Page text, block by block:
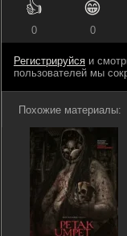
👍
0
😁
0
Регистрируйся и
пользователей мы
Похожие материалы: